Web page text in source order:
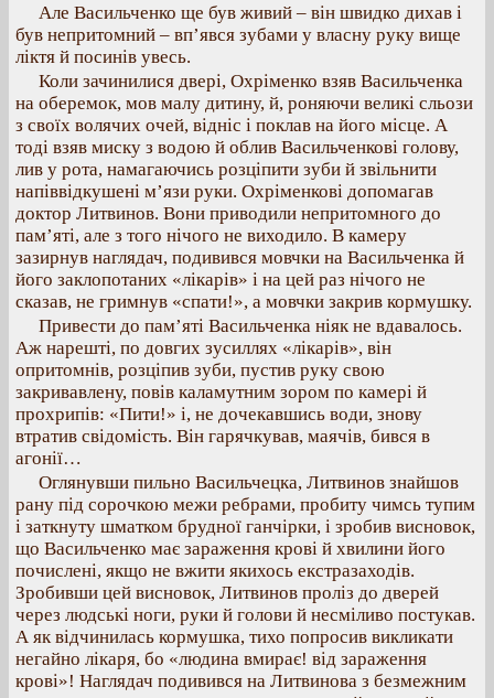
Але Васильченко ще був живий – він швидко дихав і
був непритомний – вп’явся зубами у власну руку вище
ліктя й посинів увесь.
Коли зачинилися двері, Охріменко взяв Васильченка
на оберемок, мов малу дитину, й, роняючи великі сльози
з своїх волячих очей, відніс і поклав на його місце. А
тоді взяв миску з водою й облив Васильченкові голову,
лив у рота, намагаючись розціпити зуби й звільнити
напіввідкушені м’язи руки. Охріменкові допомагав
доктор Литвинов. Вони приводили непритомного до
пам’яті, але з того нічого не виходило. В камеру
зазирнув наглядач, подивився мовчки на Васильченка й
його заклопотаних «лікарів» і на цей раз нічого не
сказав, не гримнув «спати!», а мовчки закрив кормушку.
Привести до пам’яті Васильченка ніяк не вдавалось.
Аж нарешті, по довгих зусиллях «лікарів», він
опритомнів, розціпив зуби, пустив руку свою
закривавлену, повів каламутним зором по камері й
прохрипів: «Пити!» і, не дочекавшись води, знову
втратив свідомість. Він гарячкував, маячів, бився в
агонії…
Оглянувши пильно Васильчецка, Литвинов знайшов
рану під сорочкою межи ребрами, пробиту чимсь тупим
і заткнуту шматком брудної ганчірки, і зробив висновок,
що Васильченко має зараження крові й хвилини його
почислені, якщо не вжити якихось екстразаходів.
Зробивши цей висновок, Литвинов проліз до дверей
через людські ноги, руки й голови й несміливо постукав.
А як відчинилась кормушка, тихо попросив викликати
негайно лікаря, бо «людина вмирає! від зараження
крові»! Наглядач подивився на Литвинова з безмежним